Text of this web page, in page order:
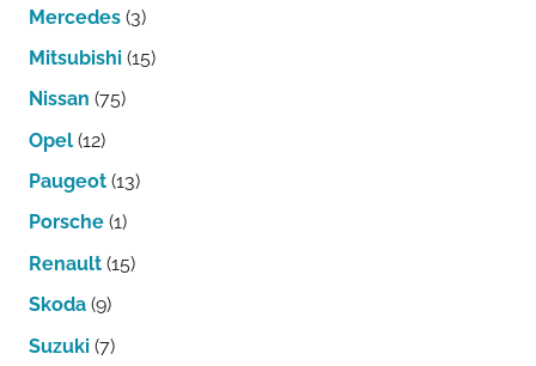
Mercedes (3)
Mitsubishi (15)
Nissan (75)
Opel (12)
Paugeot (13)
Porsche (1)
Renault (15)
Skoda (9)
Suzuki (7)